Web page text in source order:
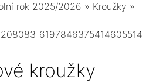
rok 2025/2026 » Kroužky »
kroužky